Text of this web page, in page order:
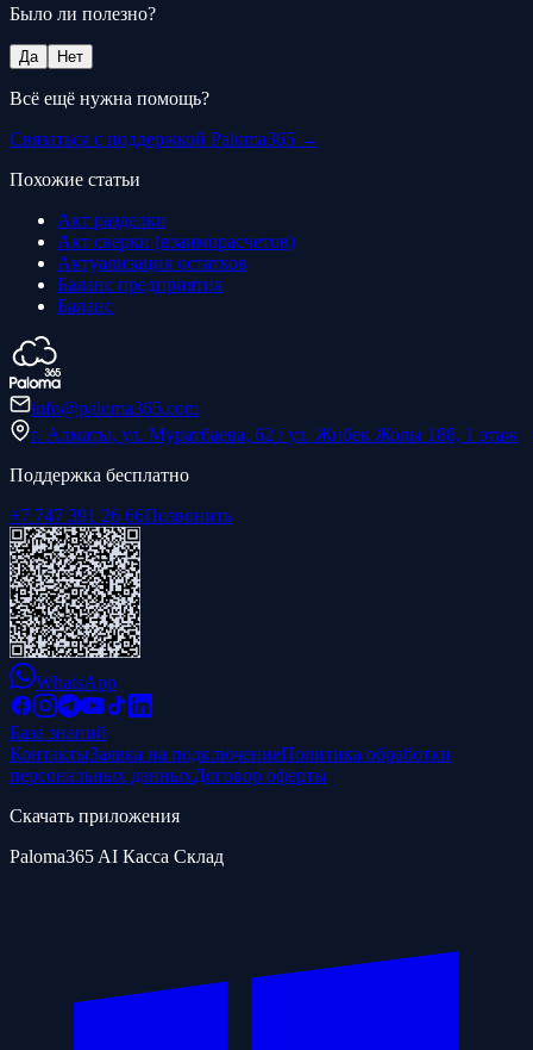
Было ли полезно?
Да Нет
Всё ещё нужна помощь?
Связаться с поддержкой Paloma365 →
Похожие статьи
Акт разделки
Акт сверки (взаиморасчетов)
Актуализация остатков
Баланс предприятия
Баланс
info@paloma365.com
г. Алматы, ул. Муратбаева, 62 / ул. Жибек Жолы 188, 1 этаж
Поддержка бесплатно
+7 747 391 26 66Позвонить
WhatsApp
База знаний
КонтактыЗаявка на подключениеПолитика обработки
персональных данныхДоговор оферты
Скачать приложения
Paloma365 AI Касса Склад